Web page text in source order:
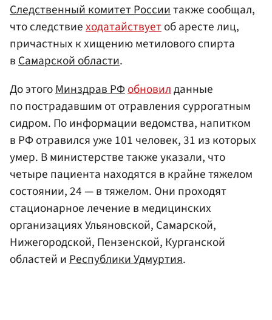
Следственный комитет Россиитакже сообщал,
что следствиеходатайствуетоб аресте лиц,
причастных к хищению метилового спирта
вСамарской области.
До этогоМинздрав РФобновилданные
по пострадавшим от отравления суррогатным
сидром. По информации ведомства, напитком
в РФ отравился уже 101 человек, 31 из которых
умер. В министерстве также указали, что
четыре пациента находятся в крайне тяжелом
состоянии, 24 — в тяжелом. Они проходят
стационарное лечение в медицинских
организациях Ульяновской, Самарской,
Нижегородской, Пензенской, Курганской
областей иРеспублики Удмуртия.